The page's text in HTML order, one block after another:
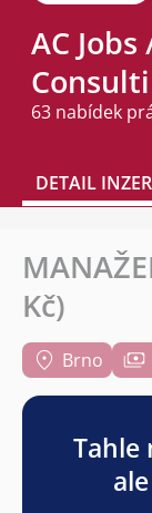
AC
63 nabídek
DETAIL
Kč)
Brno
Tahle